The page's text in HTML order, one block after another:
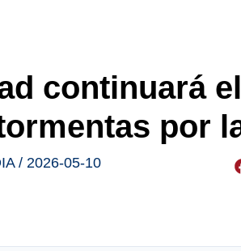
continuará
por
/ 2026-05-10